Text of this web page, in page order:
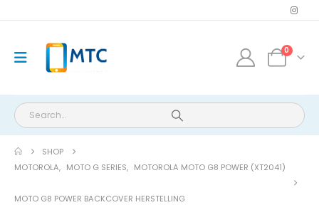
0
SHOP
MOTOROLA, MOTO G SERIES, MOTOROLA MOTO G8 POWER (XT2041)
MOTO G8 POWER BACKCOVER HERSTELLING